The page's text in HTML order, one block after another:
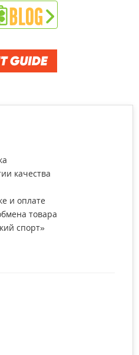
качества
и оплате
товара
спорт»